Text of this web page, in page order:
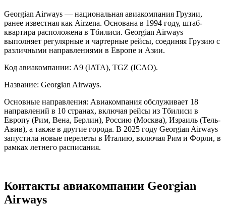
Georgian Airways — национальная авиакомпания Грузии,
ранее известная как Airzena. Основана в 1994 году, штаб-
квартира расположена в Тбилиси. Georgian Airways
выполняет регулярные и чартерные рейсы, соединяя Грузию с
различными направлениями в Европе и Азии.
Код авиакомпании: A9 (IATA), TGZ (ICAO).
Название: Georgian Airways.
Основные направления: Авиакомпания обслуживает 18
направлений в 10 странах, включая рейсы из Тбилиси в
Европу (Рим, Вена, Берлин), Россию (Москва), Израиль (Тель-
Авив), а также в другие города. В 2025 году Georgian Airways
запустила новые перелеты в Италию, включая Рим и Форли, в
рамках летнего расписания.
Контакты авиакомпании Georgian
Airways